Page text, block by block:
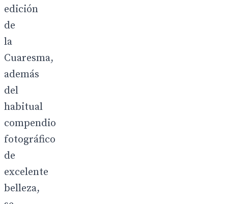
edición
de
la
Cuaresma,
además
del
habitual
compendio
fotográfico
de
excelente
belleza,